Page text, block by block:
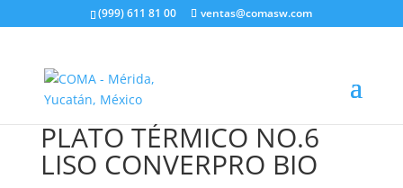
(999) 611 81 00 ventas@comasw.com
PLATO TÉRMICO NO.6
LISO CONVERPRO BIO